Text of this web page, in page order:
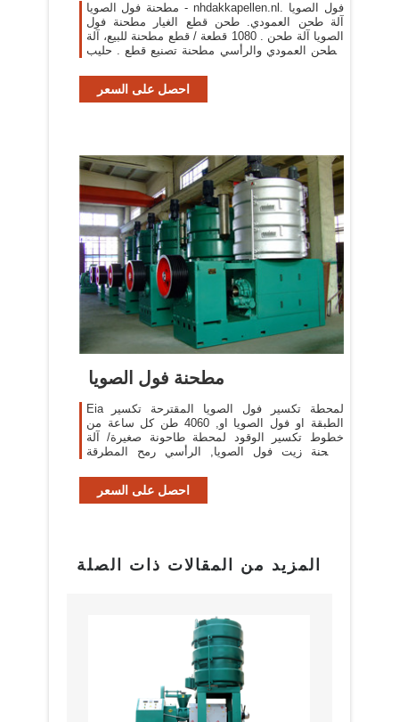
مطحنة فول الصويا - nhdakkapellen.nl. فول الصويا
آلة طحن العمودي. طحن قطع الغيار مطحنة فول
الصويا آلة طحن . 1080 قطعة / قطع مطحنة للبيع، آلة
الطحن العمودي والرأسي مطحنة تصنيع قطع . حليب
احصل على السعر
مطحنة فول الصويا
Eia لمحطة تكسير فول الصويا المقترحة تكسير
الطبقة او فول الصويا او, 4060 طن كل ساعة من
خطوط تكسير الوقود لمحطة طاحونة صغيرة/ آلة
مطحنة زيت فول الصويا, الرأسي رمح المطرقة
احصل على السعر
المزيد من المقالات ذات الصلة